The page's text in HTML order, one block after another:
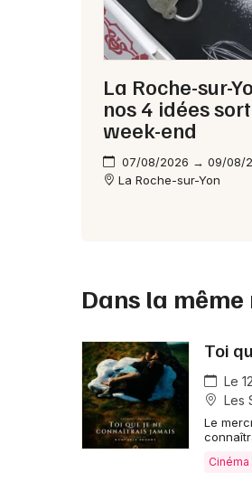
La Roche-sur-
nos 4 idées
week-end
07/08/2026 → 09/08/
La Roche-sur-Yon
Dans la
Toi
Le
Les
Le